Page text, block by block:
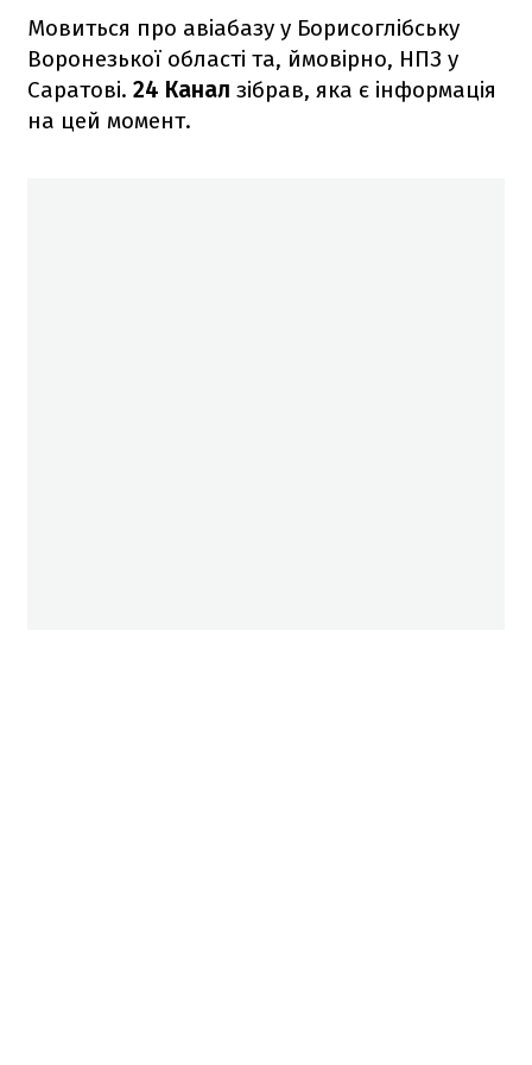
Мовиться про авіабазу у Борисоглібську
Воронезької області та, ймовірно, НПЗ у
Саратові. 24 Канал зібрав, яка є інформація
на цей момент.